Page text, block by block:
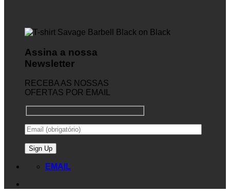
Assina a nossa
Newsletter
RECEBA AS NOSSAS
OFERTAS POR EMAIL
EMAIL